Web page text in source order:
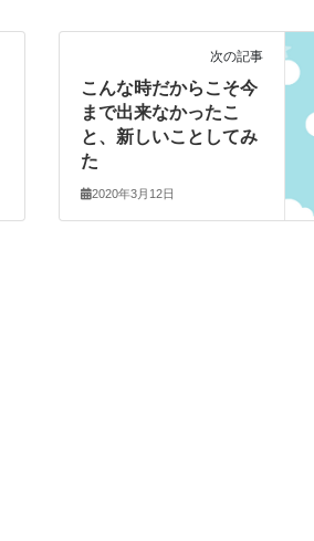
次の記事
こんな時だからこそ今
まで出来なかったこ
と、新しいことしてみ
た
2020年3月12日